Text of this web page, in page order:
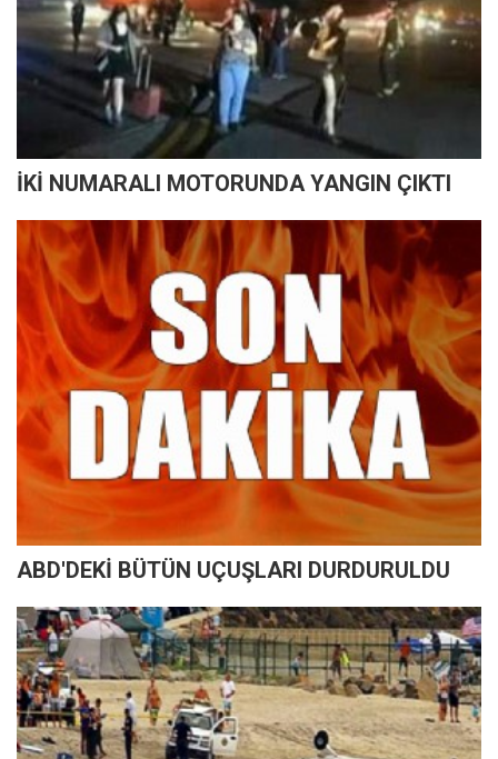
İKİ NUMARALI MOTORUNDA YANGIN ÇIKTI
ABD'DEKİ BÜTÜN UÇUŞLARI DURDURULDU